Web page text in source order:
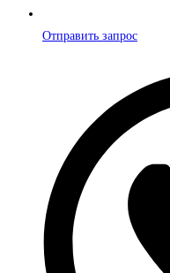
Отправить запрос